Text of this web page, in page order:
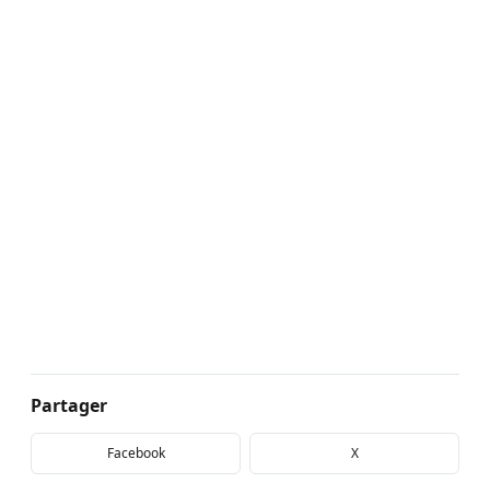
Partager
Facebook X